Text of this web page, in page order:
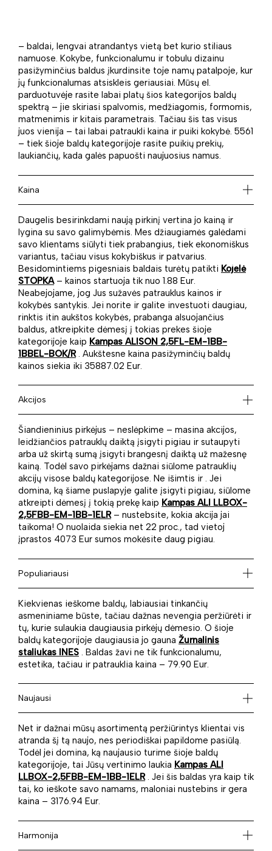
– baldai, lengvai atrandantys vietą bet kurio stiliaus
namuose. Kokybe, funkcionalumu ir tobulu dizainu
pasižyminčius baldus įkurdinsite toje namų patalpoje, kur
jų funkcionalumas atsiskleis geriausiai. Mūsų el.
parduotuvėje rasite labai platų šios kategorijos baldų
spektrą – jie skiriasi spalvomis, medžiagomis, formomis,
matmenimis ir kitais parametrais. Tačiau šis tas visus
juos vienija – tai labai patraukli kaina ir puiki kokybė. 5561
– tiek šioje baldų kategorijoje rasite puikių prekių,
laukiančių, kada galės papuošti naujuosius namus.
Kaina
Daugelis besirinkdami naują pirkinį vertina jo kainą ir
lygina su savo galimybėmis. Mes džiaugiamės galėdami
savo klientams siūlyti tiek prabangius, tiek ekonomiškus
variantus, tačiau visus kokybiškus ir patvarius.
Besidomintiems pigesniais baldais turėtų patikti Kojelė
STOPKA– kainos startuoja tik nuo 1.88 Eur.
Neabejojame, jog Jus sužavės patrauklus kainos ir
kokybės santykis. Jei norite ir galite investuoti daugiau,
rinktis itin aukštos kokybės, prabanga alsuojančius
baldus, atkreipkite dėmesį į tokias prekes šioje
kategorijoje kaip Kampas ALISON 2,5FL-EM-1BB-
1BBEL-BOK/R. Aukštesne kaina pasižyminčių baldų
kainos siekia iki 35887.02 Eur.
Akcijos
Šiandieninius pirkėjus – neslėpkime – masina akcijos,
leidžiančios patrauklų daiktą įsigyti pigiau ir sutaupyti
arba už skirtą sumą įsigyti brangesnį daiktą už mažesnę
kainą. Todėl savo pirkėjams dažnai siūlome patrauklių
akcijų visose baldų kategorijose. Ne išimtis ir . Jei
domina, ką šiame puslapyje galite įsigyti pigiau, siūlome
atkreipti dėmesį į tokią prekę kaip Kampas ALI LLBOX-
2,5FBB-EM-1BB-1ELR– nustebsite, kokia akcija jai
taikoma! O nuolaida siekia net 22 proc., tad vietoj
įprastos 4073 Eur sumos mokėsite daug pigiau.
Populiariausi
Kiekvienas ieškome baldų, labiausiai tinkančių
asmeniniame būste, tačiau dažnas nevengia peržiūrėti ir
tų, kurie sulaukia daugiausia pirkėjų dėmesio. O šioje
baldų kategorijoje daugiausia jo gauna Žurnalinis
staliukas INES . Baldas žavi ne tik funkcionalumu,
estetika, tačiau ir patrauklia kaina – 79.90 Eur.
Naujausi
Net ir dažnai mūsų asortimentą peržiūrintys klientai vis
atranda šį tą naujo, nes periodiškai papildome pasiūlą.
Todėl jei domina, ką naujausio turime šioje baldų
kategorijoje, tai Jūsų vertinimo laukia Kampas ALI
LLBOX-2,5FBB-EM-1BB-1ELR. Jei šis baldas yra kaip tik
tai, ko ieškote savo namams, maloniai nustebins ir gera
kaina – 3176.94 Eur.
Harmonija